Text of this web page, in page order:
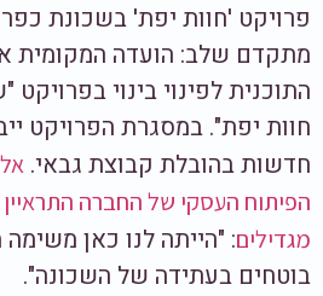
פרויקט 'חוות יפת' בשכונת
מתקדם שלב: הועדה המקומית
התוכנית לפינוי בינוי
חדשות בהובלת קבוצת גבאי.
הפיתוח העסקי של החברה
מגדילים: "הייתה לנו כאן
בוטחים בעתידה של השכונה".